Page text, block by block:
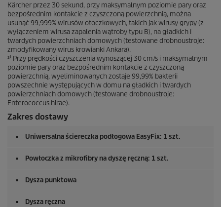
Kärcher przez 30 sekund, przy maksymalnym poziomie pary oraz
bezpośrednim kontakcie z czyszczoną powierzchnią, można
usunąć 99,999% wirusów otoczkowych, takich jak wirusy grypy (z
wyłączeniem wirusa zapalenia wątroby typu B), na gładkich i
twardych powierzchniach domowych (testowane drobnoustroje:
zmodyfikowany wirus krowianki Ankara).
²⁾ Przy prędkości czyszczenia wynoszącej 30 cm/s i maksymalnym
poziomie pary oraz bezpośrednim kontakcie z czyszczoną
powierzchnią, wyeliminowanych zostaje 99,99% bakterii
powszechnie występujących w domu na gładkich i twardych
powierzchniach domowych (testowane drobnoustroje:
Enterococcus hirae).
Zakres dostawy
Uniwersalna ściereczka podłogowa EasyFix: 1 szt.
Powłoczka z mikrofibry na dyszę ręczną: 1 szt.
Dysza punktowa
Dysza ręczna